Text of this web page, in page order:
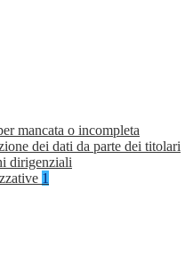
mancata o incompleta
dei dati da parte dei titolari
dirigenziali
1